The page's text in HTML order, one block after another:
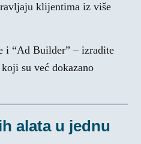
klijentima iz više
i “Ad Builder” – izradite
su već dokazano
alata u jednu